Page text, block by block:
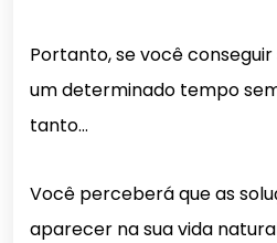
Portanto, se você
um determinado tempo
tanto…
Você perceberá que as
aparecer na sua vida